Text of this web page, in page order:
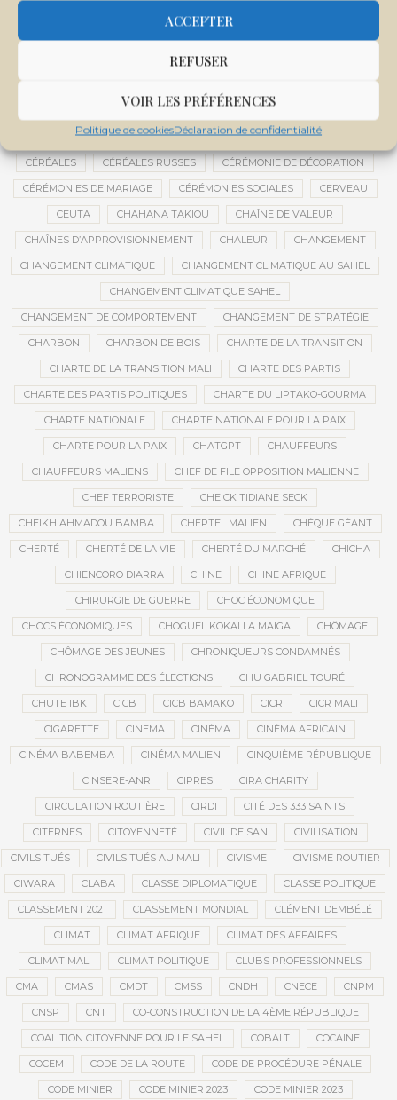
ACCEPTER
REFUSER
VOIR LES PRÉFÉRENCES
Politique de cookiesDéclaration de confidentialité
CENTRE INTERNATIONAL DE CONFÉRENCES DE BAMAKO
CENTRES DE DONNÉES CERCLE DE RÉFLEXION À DISTANCE
CÉRÉALES CÉRÉALES RUSSES CÉRÉMONIE DE DÉCORATION
CÉRÉMONIES DE MARIAGE CÉRÉMONIES SOCIALES CERVEAU
CEUTA CHAHANA TAKIOU CHAÎNE DE VALEUR
CHAÎNES D’APPROVISIONNEMENT CHALEUR CHANGEMENT
CHANGEMENT CLIMATIQUE CHANGEMENT CLIMATIQUE AU SAHEL
CHANGEMENT CLIMATIQUE SAHEL
CHANGEMENT DE COMPORTEMENT CHANGEMENT DE STRATÉGIE
CHARBON CHARBON DE BOIS CHARTE DE LA TRANSITION
CHARTE DE LA TRANSITION MALI CHARTE DES PARTIS
CHARTE DES PARTIS POLITIQUES CHARTE DU LIPTAKO-GOURMA
CHARTE NATIONALE CHARTE NATIONALE POUR LA PAIX
CHARTE POUR LA PAIX CHATGPT CHAUFFEURS
CHAUFFEURS MALIENS CHEF DE FILE OPPOSITION MALIENNE
CHEF TERRORISTE CHEICK TIDIANE SECK
CHEIKH AHMADOU BAMBA CHEPTEL MALIEN CHÈQUE GÉANT
CHERTÉ CHERTÉ DE LA VIE CHERTÉ DU MARCHÉ CHICHA
CHIENCORO DIARRA CHINE CHINE AFRIQUE
CHIRURGIE DE GUERRE CHOC ÉCONOMIQUE
CHOCS ÉCONOMIQUES CHOGUEL KOKALLA MAÏGA CHÔMAGE
CHÔMAGE DES JEUNES CHRONIQUEURS CONDAMNÉS
CHRONOGRAMME DES ÉLECTIONS CHU GABRIEL TOURÉ
CHUTE IBK CICB CICB BAMAKO CICR CICR MALI
CIGARETTE CINEMA CINÉMA CINÉMA AFRICAIN
CINÉMA BABEMBA CINÉMA MALIEN CINQUIÈME RÉPUBLIQUE
CINSERE-ANR CIPRES CIRA CHARITY
CIRCULATION ROUTIÈRE CIRDI CITÉ DES 333 SAINTS
CITERNES CITOYENNETÉ CIVIL DE SAN CIVILISATION
CIVILS TUÉS CIVILS TUÉS AU MALI CIVISME CIVISME ROUTIER
CIWARA CLABA CLASSE DIPLOMATIQUE CLASSE POLITIQUE
CLASSEMENT 2021 CLASSEMENT MONDIAL CLÉMENT DEMBÉLÉ
CLIMAT CLIMAT AFRIQUE CLIMAT DES AFFAIRES
CLIMAT MALI CLIMAT POLITIQUE CLUBS PROFESSIONNELS
CMA CMAS CMDT CMSS CNDH CNECE CNPM
CNSP CNT CO-CONSTRUCTION DE LA 4ÈME RÉPUBLIQUE
COALITION CITOYENNE POUR LE SAHEL COBALT COCAÏNE
COCEM CODE DE LA ROUTE CODE DE PROCÉDURE PÉNALE
CODE MINIER CODE MINIER 2023 CODE MINIER 2023